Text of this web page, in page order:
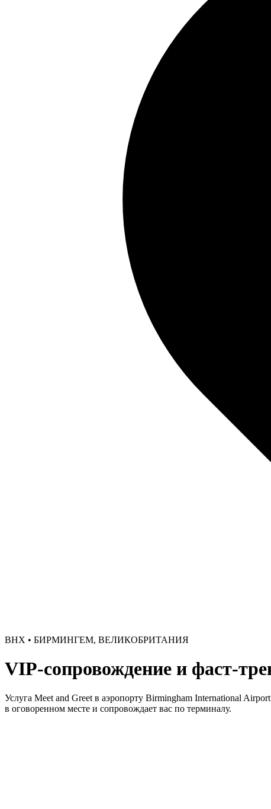
BHX • БИРМИНГЕМ, ВЕЛИКОБРИТАНИЯ
VIP-сопровождение и фаст-
Услуга Meet and Greet в аэропорту Birmingham International
в оговоренном месте и сопровождает вас по терминалу.